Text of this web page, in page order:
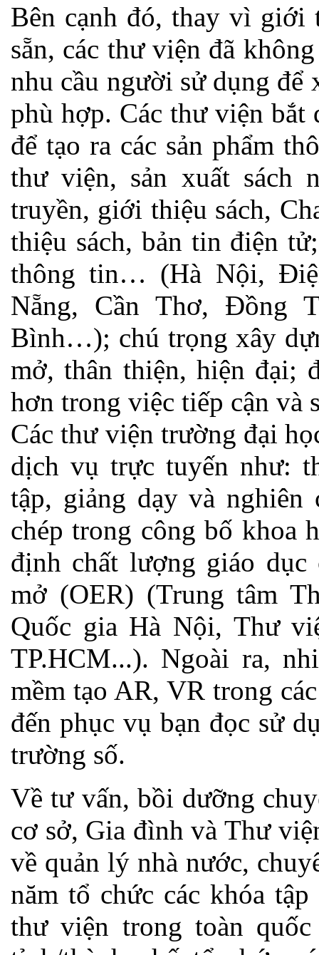
Bên cạnh đó, thay vì
sẵn, các thư viện đã
nhu cầu người sử dụng
phù hợp. Các thư viện
để tạo ra các sản phẩm
thư viện, sản xuất sách
truyền, giới thiệu sách,
thiệu sách, bản tin điện
thông tin… (Hà Nội,
Nẵng, Cần Thơ, Đồng
Bình…); chú trọng xây
mở, thân thiện, hiện đại;
hơn trong việc tiếp cận và
Các thư viện trường đại
dịch vụ trực tuyến như:
tập, giảng dạy và
chép trong công bố khoa
định chất lượng giáo
mở (OER) (Trung tâm
Quốc gia Hà Nội, Thư
TP.HCM...). Ngoài ra,
mềm tạo AR, VR trong
đến phục vụ bạn đọc sử
trường số.
Về tư vấn, bồi dưỡng
cơ sở, Gia đình và Thư
về quản lý nhà nước,
năm tổ chức các khóa
thư viện trong toàn